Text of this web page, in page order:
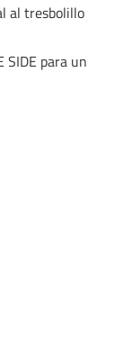
al tresbolillo
SIDE para un